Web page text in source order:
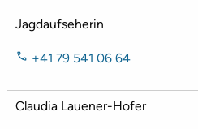
Jagdaufseherin
+41 79 541 06 64
Claudia Lauener-Hofer